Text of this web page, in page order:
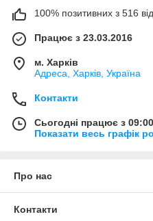
-
Платформи під липучку
діаметрів:
100 мм;
180 мм;
100% позитивних з 516
Працює з 23.03.2016
м. Харків
Адреса, Харків, Україна
Контакти
Сьогодні працює з
Показати весь графік
Про нас
Контакти